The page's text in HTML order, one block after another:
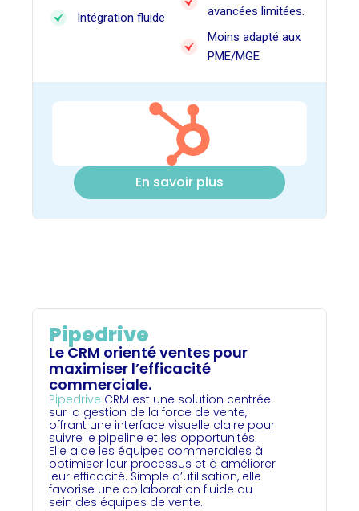
Intégration fluide
avancées limitées.
Moins adapté aux
PME/MGE
En savoir plus
Pipedrive
Le CRM orienté ventes pour
maximiser l’efficacité
commerciale.
Pipedrive CRM est une solution centrée
sur la gestion de la force de vente,
offrant une interface visuelle claire pour
suivre le pipeline et les opportunités.
Elle aide les équipes commerciales à
optimiser leur processus et à améliorer
leur efficacité. Simple d’utilisation, elle
favorise une collaboration fluide au
sein des équipes de vente.